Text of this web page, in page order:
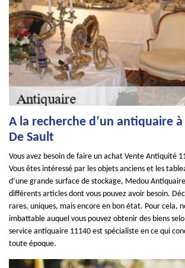
A la recherche d’un antiquaire à
De Sault
Vous avez besoin de faire un achat Vente Antiquité
Vous êtes intéressé par les objets anciens et les
d’une grande surface de stockage, Medou
différents articles dont vous pouvez avoir besoin.
rares, uniques, mais encore en bon état. Pour cela,
imbattable auquel vous pouvez obtenir des biens
service antiquaire 11140 est spécialiste en ce qui
toute époque.